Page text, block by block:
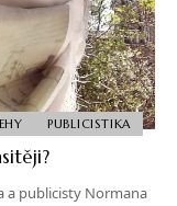
PUBLICISTIKA
a publicisty Normana